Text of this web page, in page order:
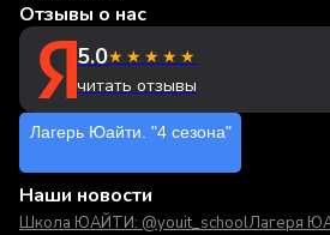
Отзывы о нас
5.0★★★★★
читать отзывы
Лагерь Юайти. "4 сезона"
Наши новости
Школа ЮАЙТИ: @youit_schoolЛагеря